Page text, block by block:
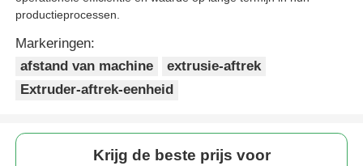
productieprocessen.
Markeringen:
afstand van machine
extrusie-aftrek
Extruder-aftrek-eenheid
Krijg de beste prijs voor